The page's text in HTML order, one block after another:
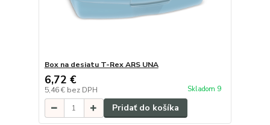
Box na desiatu T-Rex ARS UNA
6,72 €
5,46 € bez DPH Skladom 9
Pridať do košíka